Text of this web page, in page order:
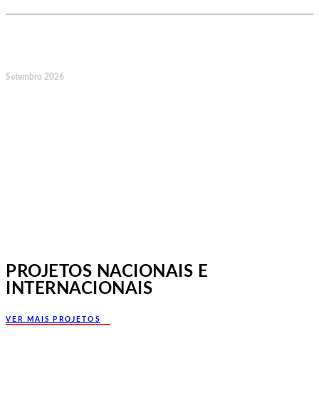
Setembro 2026
PROJETOS NACIONAIS E
INTERNACIONAIS
VER MAIS PROJETOS